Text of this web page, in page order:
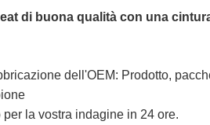
di buona qualità con una
dell'OEM: Prodotto,
la vostra indagine in 24 ore.